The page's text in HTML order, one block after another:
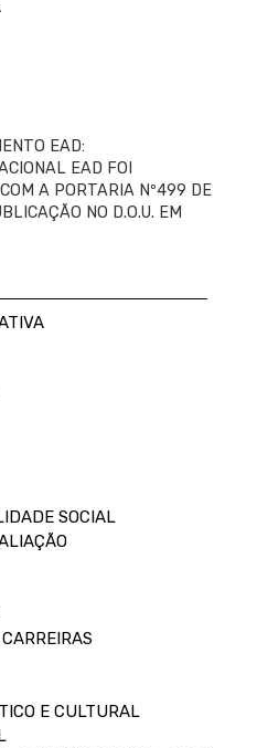
EAD:
EAD FOI
A PORTARIA Nº499 DE
NO D.O.U. EM
SOCIAL
E CULTURAL